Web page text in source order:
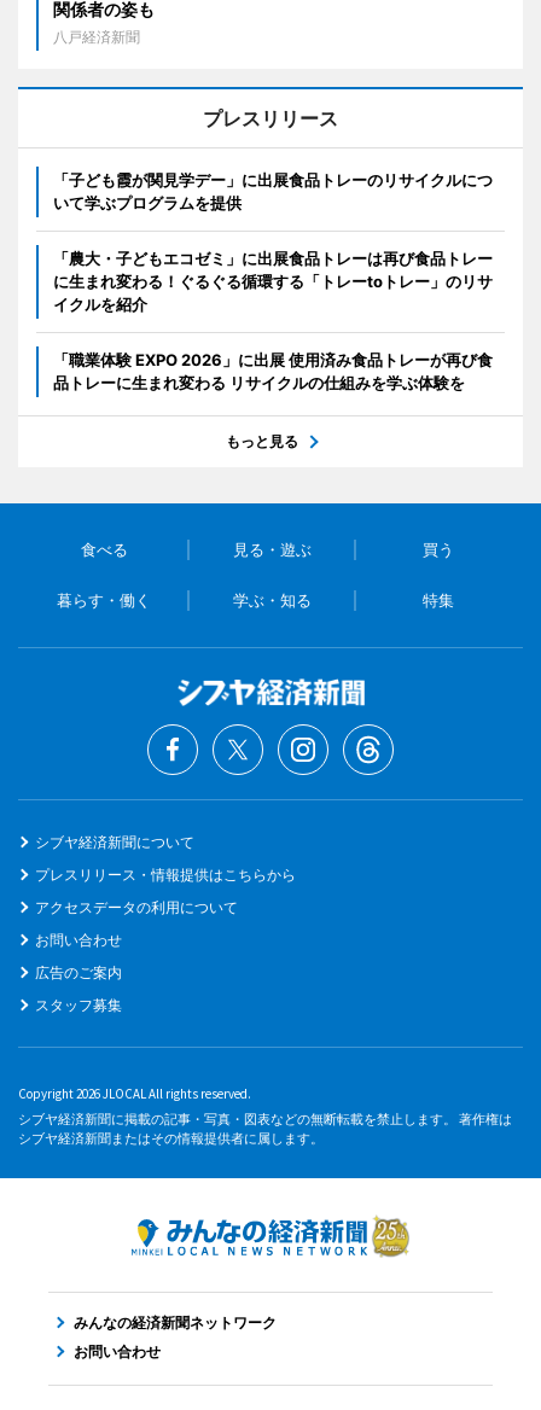
関係者の姿も
八戸経済新聞
プレスリリース
「子ども霞が関見学デー」に出展食品トレーのリサイクルにつ
いて学ぶプログラムを提供
「農大・子どもエコゼミ」に出展食品トレーは再び食品トレー
に生まれ変わる！ぐるぐる循環する「トレーtoトレー」のリサ
イクルを紹介
「職業体験 EXPO 2026」に出展 使用済み食品トレーが再び食
品トレーに生まれ変わる リサイクルの仕組みを学ぶ体験を
もっと見る
食べる 見る・遊ぶ 買う
暮らす・働く 学ぶ・知る 特集
シブヤ経済新聞について
プレスリリース・情報提供はこちらから
アクセスデータの利用について
お問い合わせ
広告のご案内
スタッフ募集
Copyright 2026 JLOCAL All rights reserved.
シブヤ経済新聞に掲載の記事・写真・図表などの無断転載を禁止します。 著作権は
シブヤ経済新聞またはその情報提供者に属します。
みんなの経済新聞ネットワーク
お問い合わせ